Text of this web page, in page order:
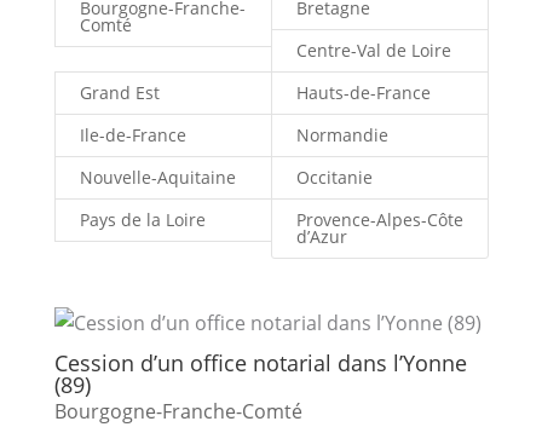
Bourgogne-Franche-
Comté
Bretagne
Centre-Val de Loire
Grand Est
Hauts-de-France
Ile-de-France
Normandie
Nouvelle-Aquitaine
Occitanie
Pays de la Loire
Provence-Alpes-Côte
d’Azur
Cession d’un office notarial dans l’Yonne
(89)
Bourgogne-Franche-Comté